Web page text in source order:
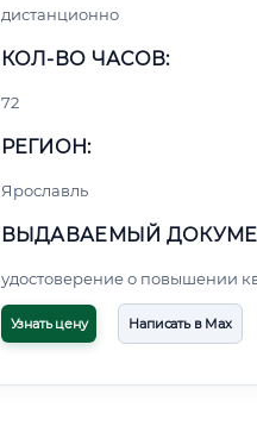
дистанционно
КОЛ-ВО ЧАСОВ:
72
РЕГИОН:
Ярославль
ВЫДАВАЕМЫЙ
удостоверение о повышении
Узнать цену Написать в Max